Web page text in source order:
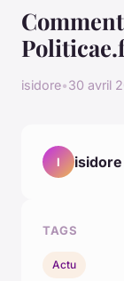
isidore•30 avril
I isidore
TAGS
Actu